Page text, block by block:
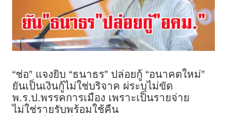
“ช่อ” แจงยิบ “ธนาธร” ปล่อยกู้ “อนาคตใหม่”
ยันเป็นเงินกู้ไม่ใช่บริจาค ผ่ระบุไม่ขัด
พ.ร.ป.พรรคการเมือง เพราะเป็นรายจ่าย
ไม่ใช่รายรับพร้อมใช้คืน